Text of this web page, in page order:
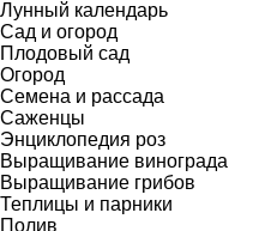
Лунный календарь
Сад и огород
Плодовый сад
Огород
Семена и рассада
Саженцы
Энциклопедия роз
Выращивание винограда
Выращивание грибов
Теплицы и парники
Полив